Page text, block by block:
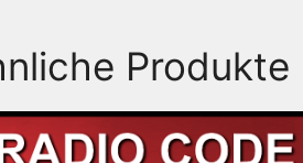
Produkte